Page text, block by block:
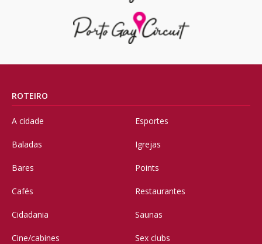
ROTEIRO
A cidade
Baladas
Bares
Cafés
Cidadania
Cine/cabines
Esportes
Igrejas
Points
Restaurantes
Saunas
Sex clubs